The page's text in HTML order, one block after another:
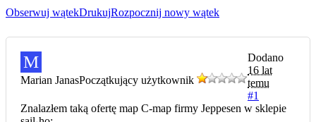
Obserwuj wątekDrukujRozpocznij nowy wątek
M
Marian JanasPoczątkujący użytkownik
Dodano
16 lat
temu
#1
Znalazłem taką ofertę map C-map firmy Jeppesen w sklepie